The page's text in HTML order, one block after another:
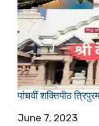
पांचवीं शक्तिपीठ
Date
June 7, 2023